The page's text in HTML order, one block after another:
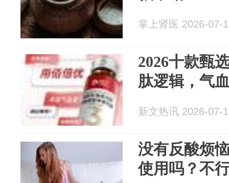
掌上肾医 2026-07-
2026十款甄
肽逻辑，气
新文热讯 2026-07-
没有反酸烦
使用吗？不